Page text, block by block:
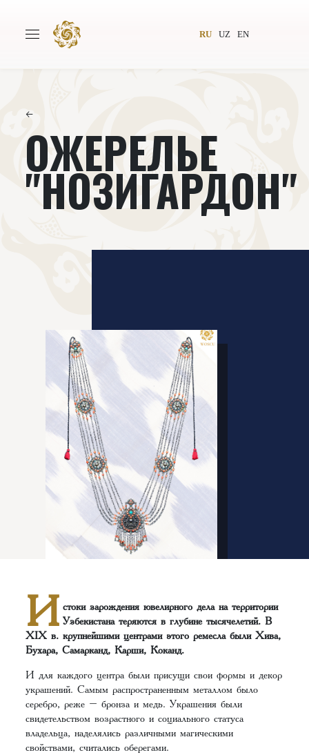
RU UZ EN
Всемирное общество
Издательство Новости
←
ОЖЕРЕЛЬЕ
"НОЗИГАРДОН"
И стоки зарождения ювелирного дела на территории
Узбекистана теряются в глубине тысячелетий. В
XIX в. крупнейшими центрами этого ремесла были Хива,
Бухара, Самарканд, Карши, Коканд.
И для каждого центра были присущи свои формы и декор
украшений. Самым распространенным металлом было
серебро, реже – бронза и медь. Украшения были
свидетельством возрастного и социального статуса
владельца, наделялись различными магическими
свойствами, считались оберегами.